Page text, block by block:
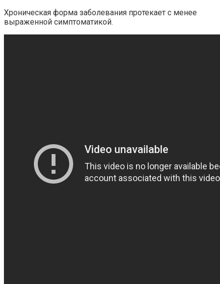
Хроническая форма заболевания протекает с менее
выраженной симптоматикой.